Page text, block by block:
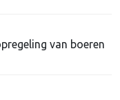
van boeren